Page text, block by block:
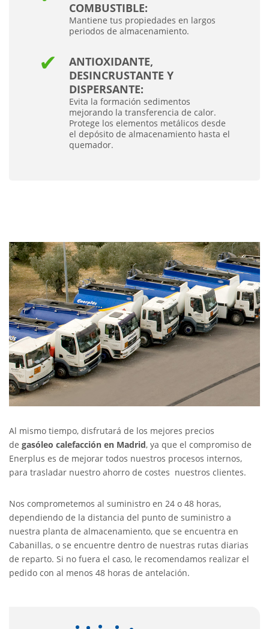
COMBUSTIBLE:
Mantiene tus propiedades en largos
periodos de almacenamiento.
ANTIOXIDANTE,
DESINCRUSTANTE Y
DISPERSANTE:
Evita la formación sedimentos
mejorando la transferencia de calor.
Protege los elementos metálicos desde
el depósito de almacenamiento hasta el
quemador.
Al mismo tiempo, disfrutará de los mejores precios
de gasóleo calefacción en Madrid, ya que el compromiso de
Enerplus es de mejorar todos nuestros procesos internos,
para trasladar nuestro ahorro de costes nuestros clientes.
Nos comprometemos al suministro en 24 o 48 horas,
dependiendo de la distancia del punto de suministro a
nuestra planta de almacenamiento, que se encuentra en
Cabanillas, o se encuentre dentro de nuestras rutas diarias
de reparto. Si no fuera el caso, le recomendamos realizar el
pedido con al menos 48 horas de antelación.